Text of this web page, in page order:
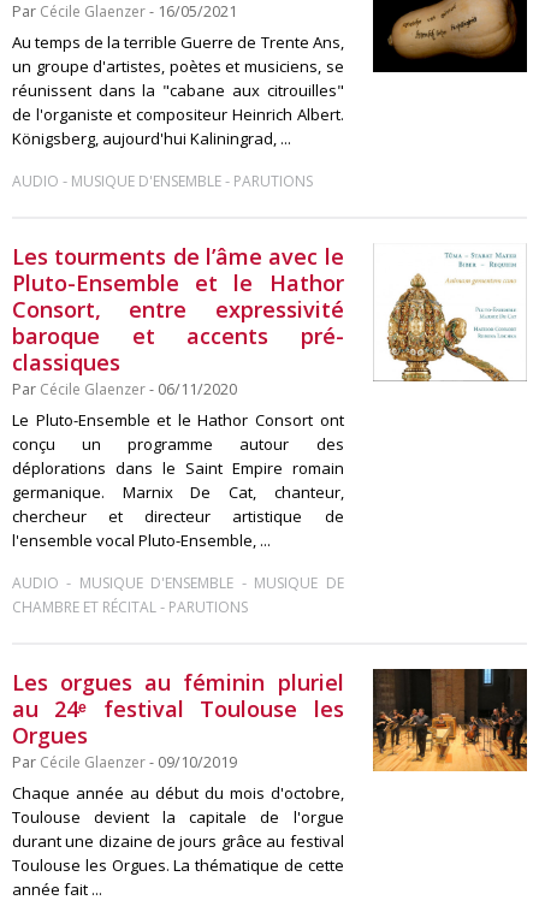
Par Cécile Glaenzer- 16/05/2021
Au temps de la terrible Guerre de Trente Ans,
un groupe d'artistes, poètes et musiciens, se
réunissent dans la "cabane aux citrouilles"
de l'organiste et compositeur Heinrich Albert.
Königsberg, aujourd'hui Kaliningrad, ...
AUDIO - MUSIQUE D'ENSEMBLE- PARUTIONS
Les tourments de l’âme avec le
Pluto-Ensemble et le Hathor
Consort, entre expressivité
baroque et accents pré-
classiques
Par Cécile Glaenzer- 06/11/2020
Le Pluto-Ensemble et le Hathor Consort ont
conçu un programme autour des
déplorations dans le Saint Empire romain
germanique. Marnix De Cat, chanteur,
chercheur et directeur artistique de
l'ensemble vocal Pluto-Ensemble, ...
AUDIO - MUSIQUE D'ENSEMBLE - MUSIQUE DE
CHAMBRE ET RÉCITAL- PARUTIONS
Les orgues au féminin pluriel
au 24ᵉ festival Toulouse les
Orgues
Par Cécile Glaenzer- 09/10/2019
Chaque année au début du mois d'octobre,
Toulouse devient la capitale de l'orgue
durant une dizaine de jours grâce au festival
Toulouse les Orgues. La thématique de cette
année fait ...